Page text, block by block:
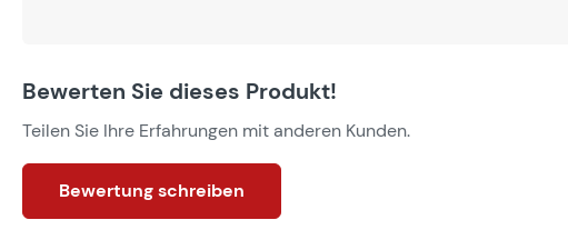
Bewerten Sie dieses Produkt!
Teilen Sie Ihre Erfahrungen mit anderen Kunden.
Bewertung schreiben